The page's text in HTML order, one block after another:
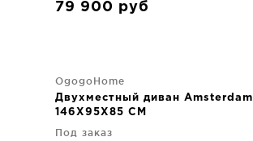
79 900 руб
OgogoHome
Двухместный диван Amsterdam
146X95X85 CM
Под заказ